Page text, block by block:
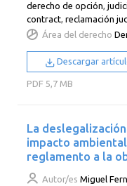
derecho de opción,
contract,reclamación
Área del derecho
Descargar
PDF 5,7 MB
La
impacto
reglamento a la
Autor/es Miguel